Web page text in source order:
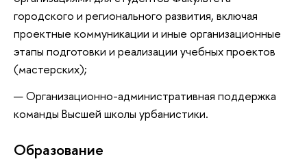
городского и регионального развития, включая
проектные коммуникации и иные организационные
этапы подготовки и реализации учебныx проектов
(мастерских);
Организационно-административная поддержка
команды Высшей школы урбанистики.
Oбразование